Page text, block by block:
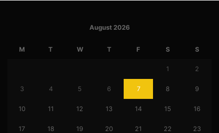
August 2026
M T W T F S S
1 2
3 4 5 6 7 8 9
10 11 12 13 14 15 16
17 18 19 20 21 22 23